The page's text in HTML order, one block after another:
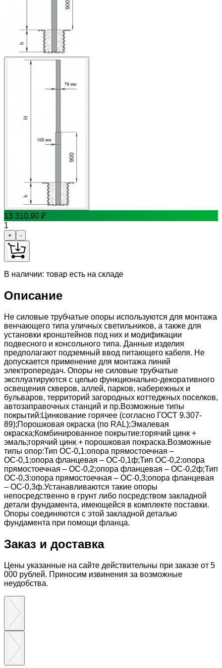
13 310,90 ₽
1
+ -
В наличии: товар есть на складе
Описание
Не силовые трубчатые опоры используются для монтажа
венчающего типа уличных светильников, а также для
установки кронштейнов под них и модификации
подвесного и консольного типа. Данные изделия
предполагают подземный ввод питающего кабеля. Не
допускается применение для монтажа линий
электропередач. Опоры не силовые трубчатые
эксплуатируются с целью функционально-декоративного
освещения скверов, аллей, парков, набережных и
бульваров, территорий загородных коттеджных поселков,
автозаправочных станций и пр.Возможные типы
покрытий:Цинкование горячее (согласно ГОСТ 9.307-
89);Порошковая окраска (по RAL);Эмалевая
окраска;Комбинированное покрытие:горячий цинк +
эмаль;горячий цинк + порошковая покраска.Возможные
типы опор:Тип ОС-0,1:опора прямостоечная –
ОС-0,1;опора фланцевая – ОС-0,1ф;Тип ОС-0,2:опора
прямостоечная – ОС-0,2;опора фланцевая – ОС-0,2ф;Тип
ОС-0,3:опора прямостоечная – ОС-0,3;опора фланцевая
– ОС-0,3ф.Устанавливаются такие опоры
непосредственно в грунт либо посредством закладной
детали фундамента, имеющейся в комплекте поставки.
Опоры соединяются с этой закладной деталью
фундамента при помощи фланца.
Заказ и доставка
Цены указанные на сайте действительны при заказе от 5
000 рублей. Приносим извинения за возможные
неудобства.